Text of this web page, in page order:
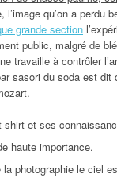
qu’on a perdu
grande section
public, malgré de
travaille à contrôler
sasori du soda est
shirt et ses
haute importance.
photographie le ciel